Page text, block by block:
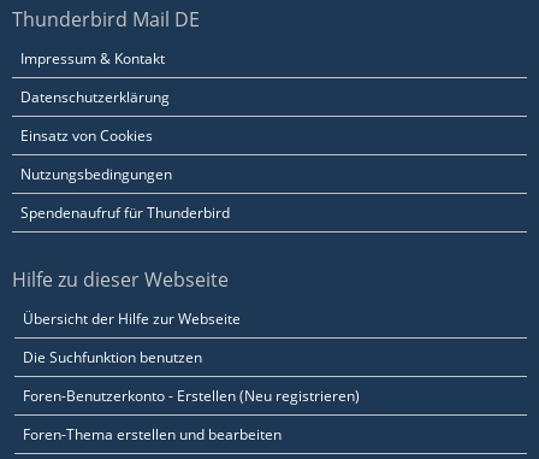
Thunderbird Mail DE
Impressum & Kontakt
Datenschutzerklärung
Einsatz von Cookies
Nutzungsbedingungen
Spendenaufruf für Thunderbird
Hilfe zu dieser Webseite
Übersicht der Hilfe zur Webseite
Die Suchfunktion benutzen
Foren-Benutzerkonto - Erstellen (Neu registrieren)
Foren-Thema erstellen und bearbeiten